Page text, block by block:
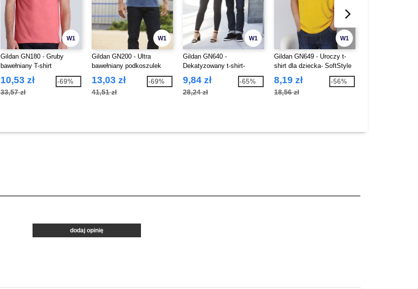
W1
Gildan GN180 - Gruby
bawełniany T-shirt
10,53 zł
33,57 zł
-69%
W1
Gildan GN200 - Ultra
bawełniany podkoszulek
13,03 zł
41,51 zł
-69%
W1
Gildan GN640 -
Dekatyzowany t-shirt-
SoftStyle
9,84 zł
28,24 zł
-65%
W1
Gildan GN649 - Uroczy t-
shirt dla dziecka- SoftStyle
8,19 zł
18,56 zł
-56%
dodaj opinię